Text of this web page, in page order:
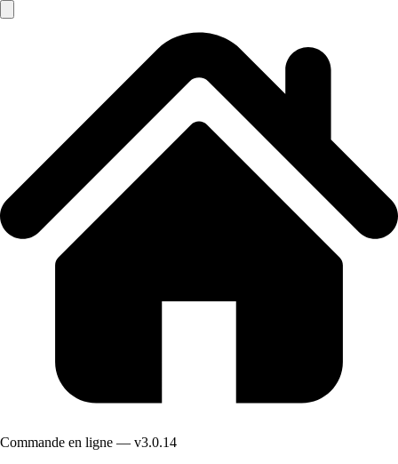
Commande en ligne — v3.0.14